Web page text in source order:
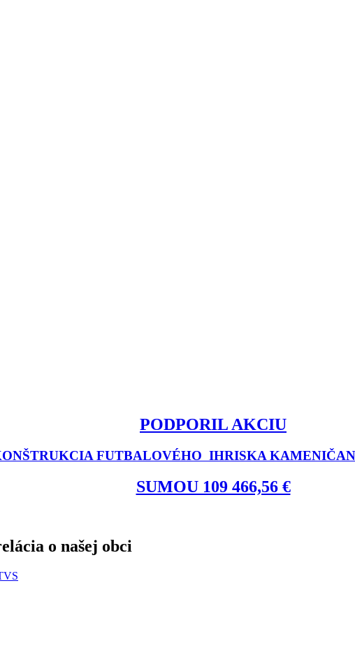
PODPORIL AKCIU
FUTBALOVÉHO IHRISKA
SUMOU 109 466,56 €
o našej obci